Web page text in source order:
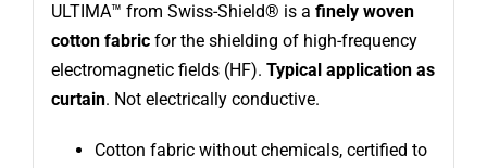
ULTIMA™ from Swiss-Shield® is a finely woven
cotton fabricfor the shielding of high-frequency
electromagnetic fields (HF). Typical application as
curtain. Not electrically conductive.
Cotton fabric without chemicals, certified to